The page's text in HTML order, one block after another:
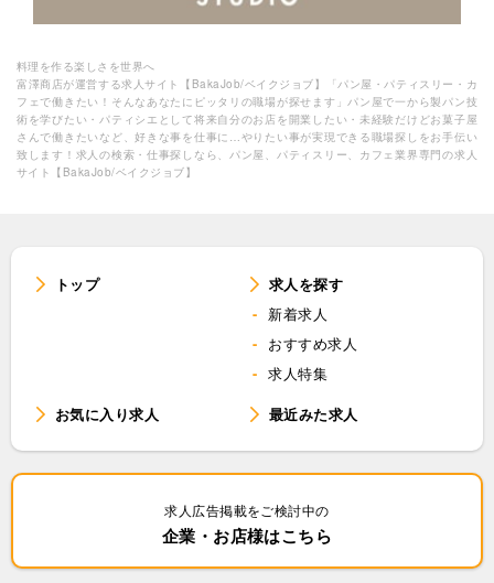
料理を作る楽しさを世界へ
富澤商店が運営する求人サイト【BakaJob/ベイクジョブ】「パン屋・パティスリー・カ
フェで働きたい！そんなあなたにピッタリの職場が探せます」パン屋で一から製パン技
術を学びたい・パティシエとして将来自分のお店を開業したい・未経験だけどお菓子屋
さんで働きたいなど、好きな事を仕事に…やりたい事が実現できる職場探しをお手伝い
致します！求人の検索・仕事探しなら、パン屋、パティスリー、カフェ業界専門の求人
サイト【BakaJob/ベイクジョブ】
トップ
求人を探す
新着求人
おすすめ求人
求人特集
お気に入り求人
最近みた求人
求人広告掲載をご検討中の
企業・お店様はこちら